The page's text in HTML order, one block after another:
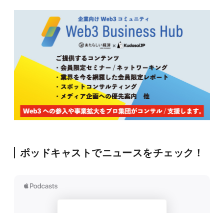
ポッドキャストでニュースをチェック！